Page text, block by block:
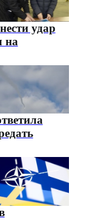
удар
на